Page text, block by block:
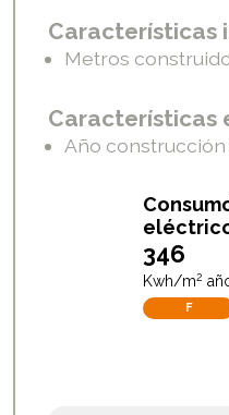
Características
Metros
Características
Año construcción
346
Kwh/m2
F